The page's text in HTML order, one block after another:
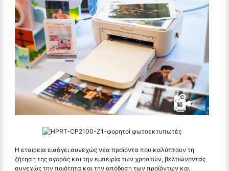
Η εταιρεία εισάγει συνεχώς νέα προϊόντα που καλύπτουν τη
ζήτηση της αγοράς και την εμπειρία των χρηστών, βελτιώνοντας
συνεχώς την ποιότητα και την απόδοση των προϊόντων και